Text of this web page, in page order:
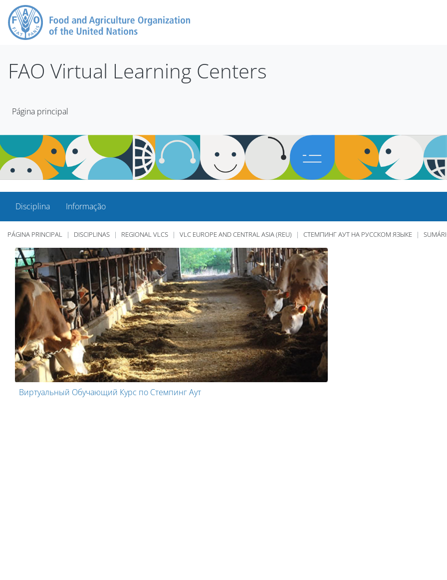
Ir para o conteúdo principal
FAO Virtual Learning Centers
Página principal
Disciplina Informação
PÁGINA PRINCIPAL DISCIPLINAS REGIONAL VLCS VLC EUROPE AND CENTRAL ASIA (REU) СТЕМПИНГ АУТ НА РУССКОМ ЯЗЫКЕ
Виртуальный Обучающий Курс по Стемпинг Аут